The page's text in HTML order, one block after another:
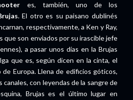
es, también, uno de los
. El otro es su paisano dublinés
respectivamente, a Ken y Ray,
que son enviados por su irascible jefe
a pasar unos días en la Brujas
que es, según dicen en la cinta, el
Europa. Llena de edificios góticos,
canales, con leyendas de la sangre de
Brujas es el último lugar en